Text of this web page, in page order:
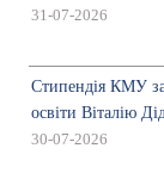
31-07-2026
Стипендія КМУ за
освіти Віталію
30-07-2026